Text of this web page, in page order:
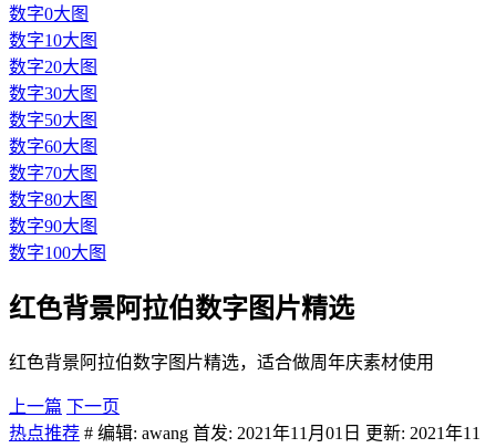
数字0大图
数字10大图
数字20大图
数字30大图
数字50大图
数字60大图
数字70大图
数字80大图
数字90大图
数字100大图
红色背景阿拉伯数字图片精选
红色背景阿拉伯数字图片精选，适合做周年庆素材使用
上一篇 下一页
热点推荐 # 编辑: awang 首发: 2021年11月01日 更新: 2021年11